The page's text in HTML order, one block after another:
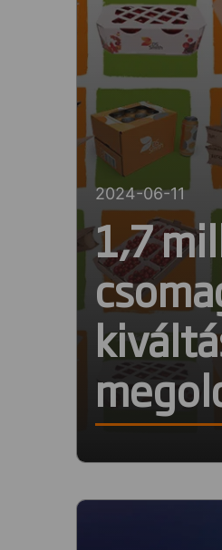
2024-06-11
1,7